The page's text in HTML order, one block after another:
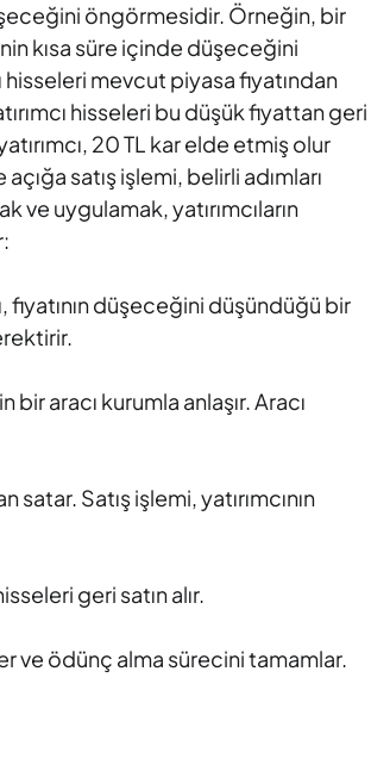
öngörmesidir. Örneğin, bir
kısa süre içinde düşeceğini
hisseleri mevcut piyasa fiyatından
hisseleri bu düşük fiyattan geri
20 TL kar elde etmiş olur
satış işlemi, belirli adımları
uygulamak, yatırımcıların
fiyatının düşeceğini düşündüğü bir
aracı kurumla anlaşır. Aracı
satar. Satış işlemi, yatırımcının
geri satın alır.
ve ödünç alma sürecini tamamlar.